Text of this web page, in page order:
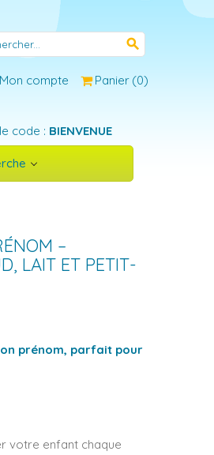
search
Mon compte Panier (0)
code : BIENVENUE
–
LAIT ET PETIT-
prénom, parfait pour
votre enfant chaque